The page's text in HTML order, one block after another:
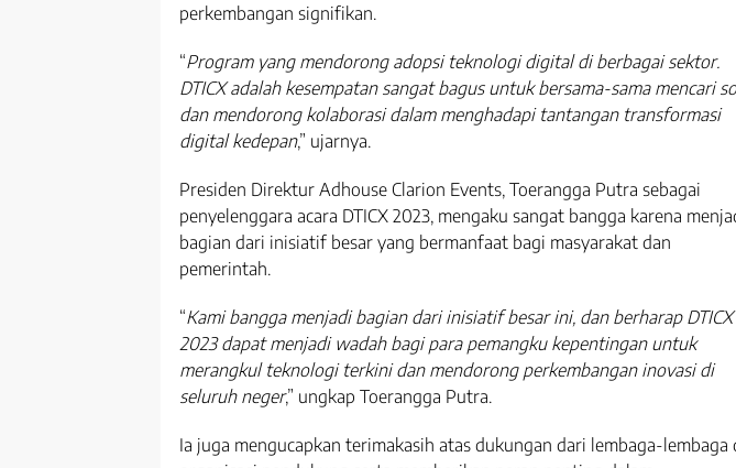
perkembangan signifikan.
“Program yang mendorong adopsi teknologi digital di berbagai sektor.
DTICX adalah kesempatan sangat bagus untuk bersama-sama mencari
dan mendorong kolaborasi dalam menghadapi tantangan transformasi
digital kedepan,” ujarnya.
Presiden Direktur Adhouse Clarion Events, Toerangga Putra sebagai
penyelenggara acara DTICX 2023, mengaku sangat bangga karena
bagian dari inisiatif besar yang bermanfaat bagi masyarakat dan
pemerintah.
“Kami bangga menjadi bagian dari inisiatif besar ini, dan berharap DTICX
2023 dapat menjadi wadah bagi para pemangku kepentingan untuk
merangkul teknologi terkini dan mendorong perkembangan inovasi di
seluruh neger,” ungkap Toerangga Putra.
Ia juga mengucapkan terimakasih atas dukungan dari lembaga-lembaga